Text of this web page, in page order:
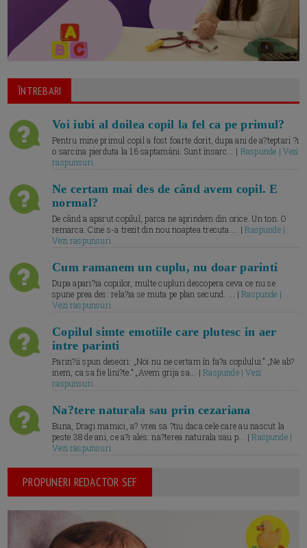
ÎNTREBARI
Voi iubi al doilea copil la fel ca pe primul?
Pentru mine primul copil a fost foarte dorit, dupa ani de a?teptari ?i
o sarcina pierduta la 16 saptamâni. Sunt însarc... | Raspunde | Vezi
raspunsuri
Ne certam mai des de când avem copil. E
normal?
De când a aparut copilul, parca ne aprindem din orice. Un ton. O
remarca. Cine s-a trezit din nou noaptea trecuta.... |Raspunde |
Vezi raspunsuri
Cum ramanem un cuplu, nu doar parinti
Dupa apari?ia copiilor, multe cupluri descopera ceva ce nu se
spune prea des: rela?ia se muta pe plan secund. ... |Raspunde |
Vezi raspunsuri
Copilul simte emotiile care plutesc in aer
intre parinti
Parin?ii spun deseori: „Noi nu ne certam în fa?a copilului.” „Ne ab?
inem, ca sa fie lini?te.” „Avem grija sa... |Raspunde | Vezi
raspunsuri
Na?tere naturala sau prin cezariana
Buna, Dragi mamici, a? vrea sa ?tiu daca cele care au nascut la
peste 38 de ani, ce a?i ales: na?terea naturala sau p... |Raspunde |
Vezi raspunsuri
PROPUNERI REDACTOR SEF